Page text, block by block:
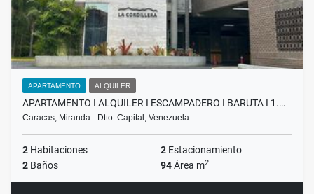
APARTAMENTO ALQUILER
APARTAMENTO I ALQUILER I ESCAMPADERO I BARUTA I 1.…
Caracas, Miranda - Dtto. Capital, Venezuela
2 Habitaciones 2 Estacionamiento
2 Baños 94Área m2